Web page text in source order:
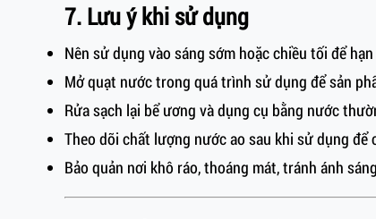
7. Lưu ý khi sử dụng
Nên sử dụng vào sáng sớm hoặc chiều tối để
Mở quạt nước trong quá trình sử dụng để sản
Rửa sạch lại bể ương và dụng cụ bằng nước
Theo dõi chất lượng nước ao sau khi sử dụng để
Bảo quản nơi khô ráo, thoáng mát, tránh ánh